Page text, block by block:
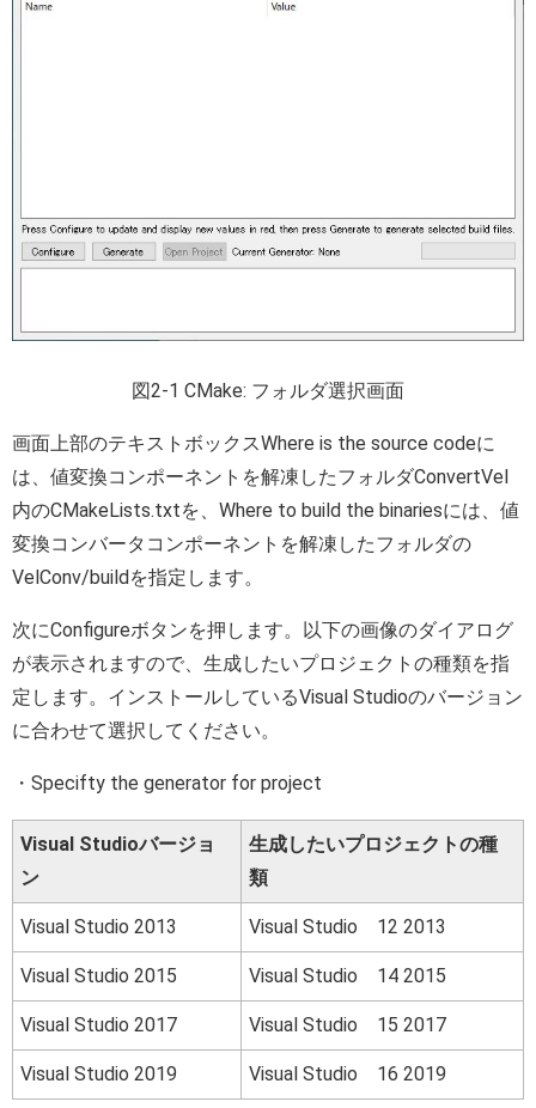
図2-1 CMake: フォルダ選択画面
画面上部のテキストボックスWhere is the source codeに
は、値変換コンポーネントを解凍したフォルダConvertVel
内のCMakeLists.txtを、Where to build the binariesには、値
変換コンバータコンポーネントを解凍したフォルダの
VelConv/buildを指定します。
次にConfigureボタンを押します。以下の画像のダイアログ
が表示されますので、生成したいプロジェクトの種類を指
定します。インストールしているVisual Studioのバージョン
に合わせて選択してください。
・Specifty the generator for project
Visual Studioバージョ
ン
生成したいプロジェクトの種
類
Visual Studio 2013 Visual Studio 12 2013
Visual Studio 2015 Visual Studio 14 2015
Visual Studio 2017 Visual Studio 15 2017
Visual Studio 2019 Visual Studio 16 2019